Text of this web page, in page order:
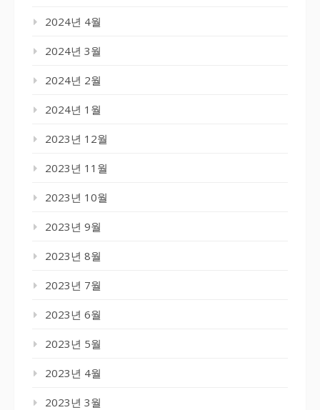
2024년 4월
2024년 3월
2024년 2월
2024년 1월
2023년 12월
2023년 11월
2023년 10월
2023년 9월
2023년 8월
2023년 7월
2023년 6월
2023년 5월
2023년 4월
2023년 3월